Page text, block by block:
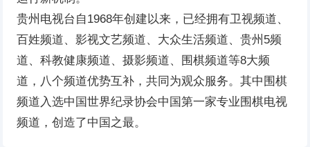
贵州电视台自1968年创建以来，已经拥有卫视频道、
百姓频道、影视文艺频道、大众生活频道、贵州5频
道、科教健康频道、摄影频道、围棋频道等8大频
道，八个频道优势互补，共同为观众服务。其中围棋
频道入选中国世界纪录协会中国第一家专业围棋电视
频道，创造了中国之最。